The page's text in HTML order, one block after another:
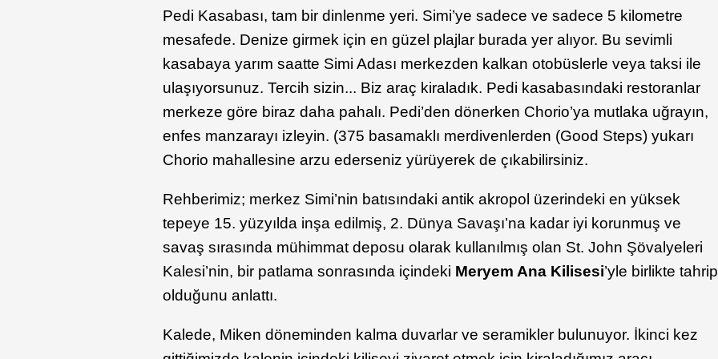
Pedi Kasabası, tam bir dinlenme yeri. Simi’ye sadece ve sadece 5 kilometre
mesafede. Denize girmek için en güzel plajlar burada yer alıyor. Bu sevimli
kasabaya yarım saatte Simi Adası merkezden kalkan otobüslerle veya taksi ile
ulaşıyorsunuz. Tercih sizin... Biz araç kiraladık. Pedi kasabasındaki restoranlar
merkeze göre biraz daha pahalı. Pedi’den dönerken Chorio’ya mutlaka uğrayın,
enfes manzarayı izleyin. (375 basamaklı merdivenlerden (Good Steps) yukarı
Chorio mahallesine arzu ederseniz yürüyerek de çıkabilirsiniz.
Rehberimiz; merkez Simi’nin batısındaki antik akropol üzerindeki en yüksek
tepeye 15. yüzyılda inşa edilmiş, 2. Dünya Savaşı’na kadar iyi korunmuş ve
savaş sırasında mühimmat deposu olarak kullanılmış olan St. John Şövalyeleri
Kalesi’nin, bir patlama sonrasında içindeki Meryem Ana Kilisesi’yle birlikte tahrip
olduğunu anlattı.
Kalede, Miken döneminden kalma duvarlar ve seramikler bulunuyor. İkinci kez